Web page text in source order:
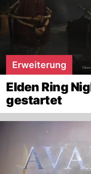
Erweiterung
Elden Ring
gestartet